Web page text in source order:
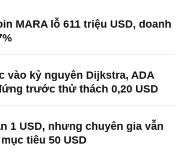
MARA lỗ 611 triệu USD, doanh
vào kỷ nguyên Dijkstra, ADA
trước thử thách 0,20 USD
1 USD, nhưng chuyên gia vẫn
tiêu 50 USD